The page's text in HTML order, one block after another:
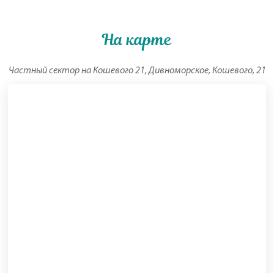
На карте
Частный сектор на Кошевого 21, Дивноморское, Кошевого, 21